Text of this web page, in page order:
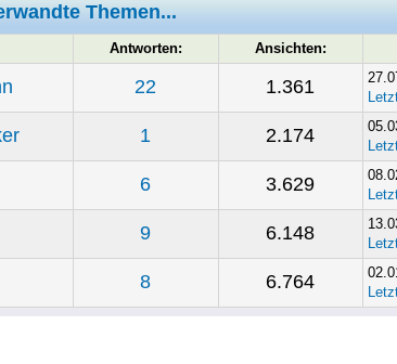
Themen...
Antworten: Ansichten:
22 1.361
1 2.174
6 3.629
9 6.148
8 6.764